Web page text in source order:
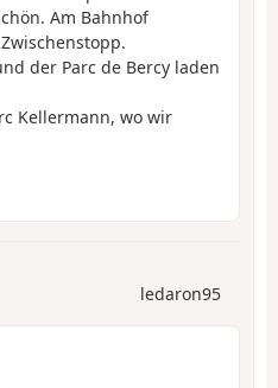
Am Bahnhof
der Parc de Bercy laden
Kellermann, wo wir
ledaron95